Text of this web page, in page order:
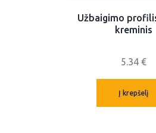
Užbaigimo
kreminis
5.34 €
Į krepšelį